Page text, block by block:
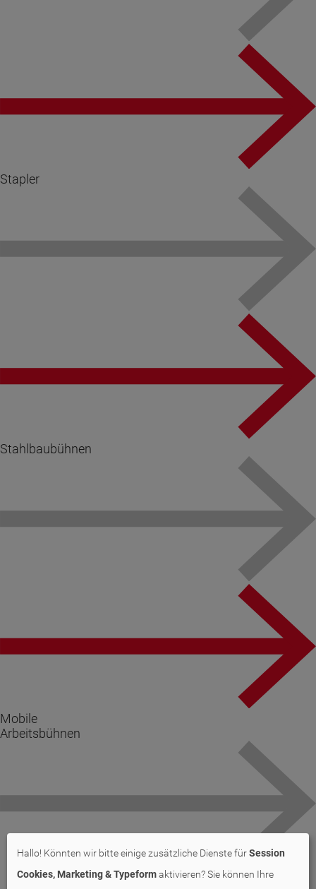
Stapler
Stahlbaubühnen
Mobile
Arbeitsbühnen
Hallo! Könnten wir bitte einige zusätzliche Dienste fürSession
Cookies, Marketing & Typeformaktivieren? Sie können Ihre